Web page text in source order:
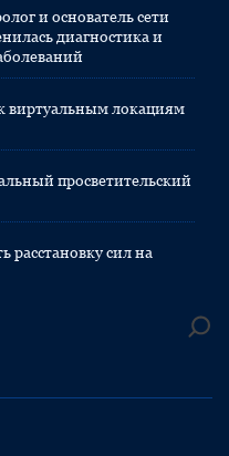
и основатель сети
диагностика и
виртуальным локациям
просветительский
расстановку сил на